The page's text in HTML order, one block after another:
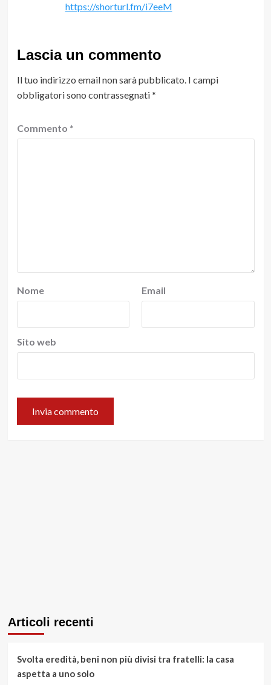
https://shorturl.fm/i7eeM
Lascia un commento
Il tuo indirizzo email non sarà pubblicato. I campi
obbligatori sono contrassegnati*
Commento *
Nome Email
Sito web
Articoli recenti
Svolta eredità, beni non più divisi tra fratelli: la casa
aspetta a uno solo